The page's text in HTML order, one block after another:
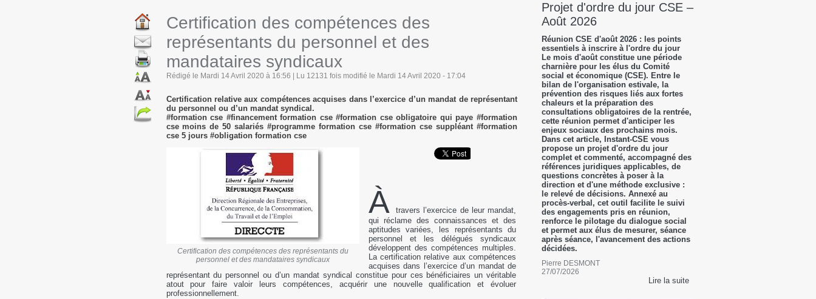
Certification des compétences des
représentants du personnel et des
mandataires syndicaux
Rédigé le Mardi 14 Avril 2020 à 16:56 | Lu 12131 fois modifié le Mardi 14 Avril 2020 - 17:04
Certification relative aux compétences acquises dans l’exercice d’un mandat de représentant
du personnel ou d’un mandat syndical.
#formation cse #financement formation cse #formation cse obligatoire qui paye #formation
cse moins de 50 salariés #programme formation cse #formation cse suppléant #formation
cse 5 jours #obligation formation cse
Certification des compétences des représentants du
personnel et des mandataires syndicaux
À
travers l’exercice de leur mandat,
qui réclame des connaissances et des
aptitudes variées, les représentants du
personnel et les délégués syndicaux
développent des compétences multiples.
La certification relative aux compétences
acquises dans l’exercice d’un mandat de
représentant du personnel ou d’un mandat syndical constitue pour ces bénéficiaires un véritable
atout pour faire valoir leurs compétences, acquérir une nouvelle qualification et évoluer
professionnellement.
Projet d'ordre du jour CSE –
Août 2026
Réunion CSE d'août 2026 : les points
essentiels à inscrire à l'ordre du jour
Le mois d'août constitue une période
charnière pour les élus du Comité
social et économique (CSE). Entre le
bilan de l'organisation estivale, la
prévention des risques liés aux fortes
chaleurs et la préparation des
consultations obligatoires de la rentrée,
cette réunion permet d'anticiper les
enjeux sociaux des prochains mois.
Dans cet article, Instant-CSE vous
propose un projet d'ordre du jour
complet et commenté, accompagné des
références juridiques applicables, de
questions concrètes à poser à la
direction et d'une méthode exclusive :
le relevé de décisions. Annexé au
procès-verbal, cet outil facilite le suivi
des engagements pris en réunion,
renforce le pilotage du dialogue social
et permet aux élus de mesurer, séance
après séance, l'avancement des actions
décidées.
Pierre DESMONT
27/07/2026
Lire la suite